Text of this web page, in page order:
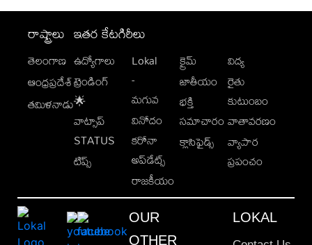
రాష్ట్రాలు
తెలంగాణ
ఆంధ్రప్రదేశ్
తమిళనాడు
ఇతర కేటగిరీలు
ఉద్యోగాలు
ట్రెండింగ్
🌟
వాట్సాప్
STATUS
టిప్స్
Lokal
-
మగువ
వినోదం
కరోనా
అప్‌డేట్స్
రాజకీయం
క్రైమ్
జాతీయం
భక్తి
సమాచారం
క్లాసిఫైడ్స్
విద్య
రైతు
కుటుంబం
వాతావరణం
వ్యాపార
ప్రపంచం
OUR
OTHER
LOKAL